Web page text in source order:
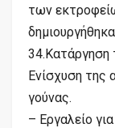
των
34.Κατάργηση
Ενίσχυση της
γούνας.
– Εργαλείο